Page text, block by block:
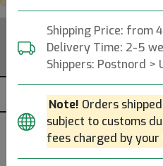
Shipping Price: from
Delivery Time: 2-5
Shippers: Postnord >
Note! Orders
subject to customs
fees charged by